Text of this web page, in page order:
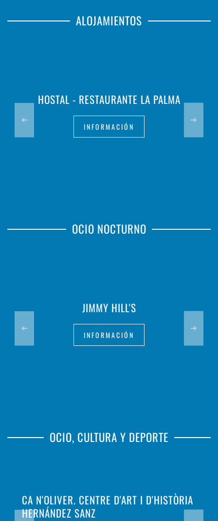
ALOJAMIENTOS
HOSTAL - RESTAURANTE LA PALMA
INFORMACIÓN
OCIO NOCTURNO
JIMMY HILL'S
INFORMACIÓN
OCIO, CULTURA Y DEPORTE
CA N'OLIVER. CENTRE D'ART I D'HISTÒRIA
HERNÁNDEZ SANZ